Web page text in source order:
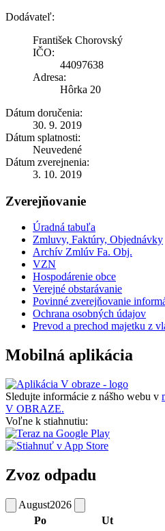
Dodávateľ:
František Chorovský
IČO:
44097638
Adresa:
Hôrka 20
Dátum doručenia:
30. 9. 2019
Dátum splatnosti:
Neuvedené
Dátum zverejnenia:
3. 10. 2019
Zverejňovanie
Úradná tabuľa
Zmluvy, Faktúry, Objednávky
Archív Zmlúv Fa. Obj.
VZN
Hospodárenie obce
Verejné obstarávanie
Povinné zverejňovanie
Ochrana osobných údajov
Prevod a prechod majetku z
Mobilná aplikácia
Sledujte informácie z nášho webu v
V OBRAZE.
Voľne k stiahnutiu:
Zvoz odpadu
August2026
Po
Ut